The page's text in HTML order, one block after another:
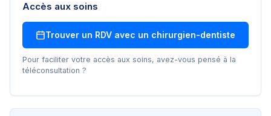
Accès aux soins
Trouver un RDV avec un chirurgien-dentiste
Pour faciliter votre accès aux soins, avez-vous pensé à la
téléconsultation ?